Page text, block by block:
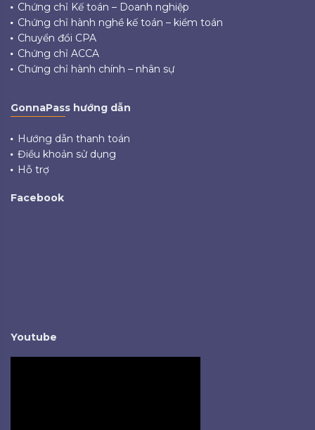
Chứng chỉ Kế toán – Doanh nghiệp
Chứng chỉ hành nghề kế toán – kiểm toán
Chuyển đổi CPA
Chứng chỉ ACCA
Chứng chỉ hành chính – nhân sự
GonnaPass hướng dẫn
Hướng dẫn thanh toán
Điều khoản sử dụng
Hỗ trợ
Facebook
Youtube